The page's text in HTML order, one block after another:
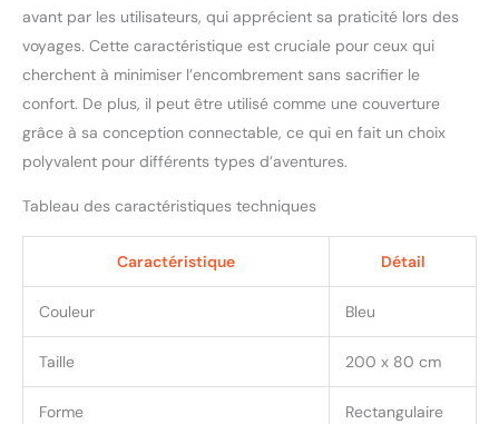
avant par les utilisateurs, qui apprécient sa praticité lors des
voyages. Cette caractéristique est cruciale pour ceux qui
cherchent à minimiser l’encombrement sans sacrifier le
confort. De plus, il peut être utilisé comme une couverture
grâce à sa conception connectable, ce qui en fait un choix
polyvalent pour différents types d’aventures.
Tableau des caractéristiques techniques
Caractéristique Détail
Couleur Bleu
Taille 200 x 80 cm
Forme Rectangulaire